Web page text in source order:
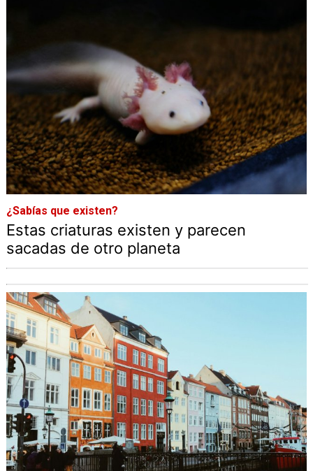
¿Sabías que existen?
Estas criaturas existen y parecen
sacadas de otro planeta